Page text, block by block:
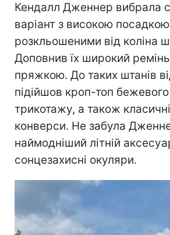
Кендалл Дженнер вибрала
варіант з високою посадкою
розкльошеними від коліна
Доповнив їх широкий
пряжкою. До таких штанів
підійшов кроп-топ бежевого
трикотажу, а також класичні
конверси. Не забула
наймодніший літній
сонцезахисні окуляри.